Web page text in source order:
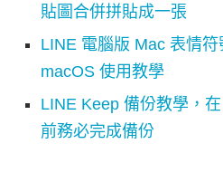
貼圖合併拼貼成一張
LINE 電腦版 Mac 表情符
macOS 使用教學
LINE Keep 備份教學，
前務必完成備份